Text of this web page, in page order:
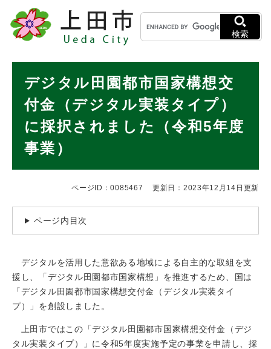
メニューを飛ばして本文へ
キ
ー
ワ
検
索
検索
デジタル田園都市国家構想交
付金（デジタル実装タイプ）
に採択されました（令和5年度
事業）
ページID：0085467 更新日：2023年12月14日更新
ページ内目次
デジタルを活用した意欲ある地域による自主的な取組を支
援し、「デジタル田園都市国家構想」を推進するため、国は
「デジタル田園都市国家構想交付金（デジタル実装タイ
プ）」を創設しました。
上田市ではこの「デジタル田園都市国家構想交付金（デジ
タル実装タイプ）」に令和5年度実施予定の事業を申請し、採